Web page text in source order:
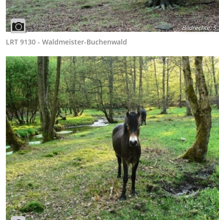
Bildrechte:S.
LRT 9130 - Waldmeister-Buchenwald